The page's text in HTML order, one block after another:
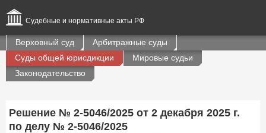
Судебные и нормативные акты РФ
Верховный суд
Арбитражные суды
Суды общей юрисдикции
Мировые судьи
Законодательство
Решение № 2-5046/2025 от 2 декабря 2025 г.
по делу № 2-5046/2025